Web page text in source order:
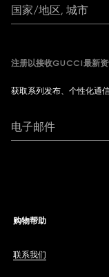
国家/地区, 城市
注册以接收GUCCI最新
获取系列发布、个性化通
电子邮件
购物帮助
联系我们